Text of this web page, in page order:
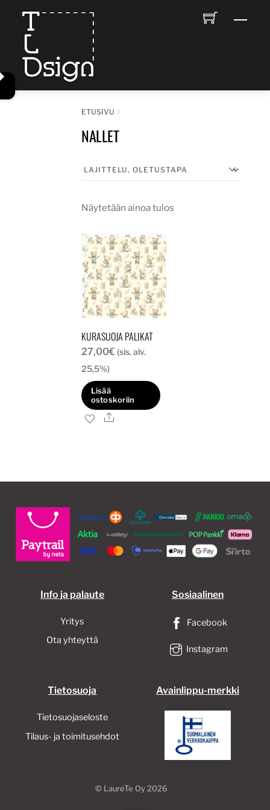
content
ETUSIVU
NALLET
Näytetään ainoa tulos
KURASUOJA PALIKAT
27,00€ (sis. alv.
25,5%)
Lisää
ostoskoriin
Ale
Info ja palaute
Yritys
Ota yhteyttä
Sosiaalinen
Facebook
Instagram
Tietosuoja
Tietosuojaseloste
Tilaus- ja toimitusehdot
Avainlippu-merkki
© LaureTe Oy2026